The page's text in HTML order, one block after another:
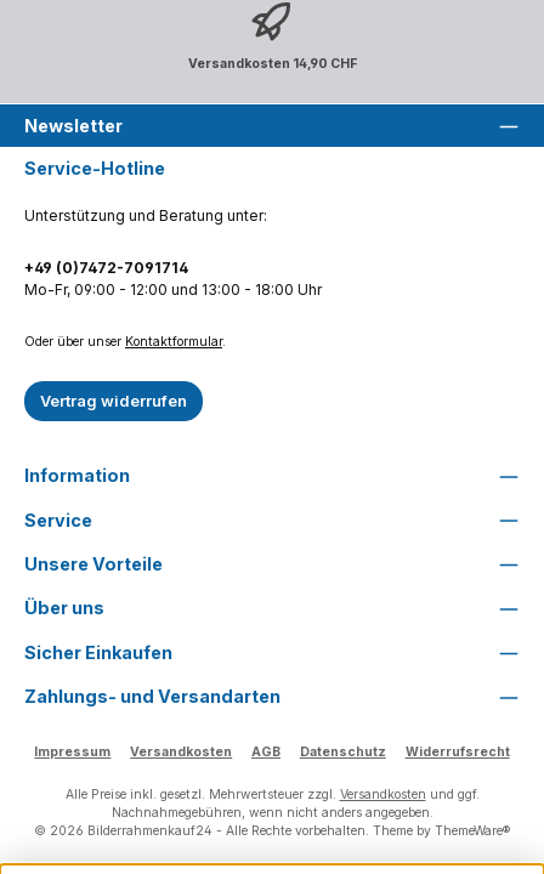
Versandkosten 14,90 CHF
Newsletter
Service-Hotline
Unterstützung und Beratung unter:
+49 (0)7472-7091714
Mo-Fr, 09:00 - 12:00 und 13:00 - 18:00 Uhr
Oder über unser Kontaktformular.
Vertrag widerrufen
Information
Service
Unsere Vorteile
Über uns
Sicher Einkaufen
Zahlungs- und Versandarten
Impressum Versandkosten AGB Datenschutz Widerrufsrecht
Alle Preise inkl. gesetzl. Mehrwertsteuer zzgl. Versandkosten und ggf.
Nachnahmegebühren, wenn nicht anders angegeben.
© 2026 Bilderrahmenkauf24 - Alle Rechte vorbehalten. Theme by ThemeWare®